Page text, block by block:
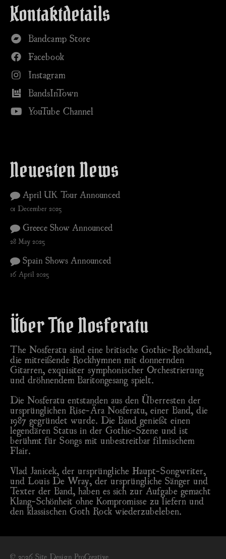
Kontaktdetails
Bandcamp Store
Facebook
Instagram
BandsInTown
YouTube Channel
Neuesten News
April UK Tour Announced
01 December 2025
Greece Show Announced
28 May 2025
Spain Shows Announced
16 April 2025
Über The Nosferatu
The Nosferatu sind eine britische Gothic-Rockband,
die mitreißende Rockhymnen mit donnernden
Gitarren, exquisiter symphonischer Orchestrierung
und dröhnendem Baritongesang spielt.
Die Nosferatu entstanden aus den Überresten der
ursprünglichen Rise-Ära Nosferatu, einer Band, die
1987 gegründet wurde. Die Band genießt einen
legendären Status in der Gothic-Szene und ist
berühmt für Songs mit unbestreitbar filmischem
Flair.
Vlad Janicek, der ursprüngliche Haupt-Songwriter,
und Louis De Wray, der ursprüngliche Sänger und
Texter der Band, haben es sich zur Aufgabe gemacht
Klang-Schönheit ohne Kompromisse zu liefern und
den klassischen Goth Rock wiederzubeleben.
© 2026 Site Design ProCreative